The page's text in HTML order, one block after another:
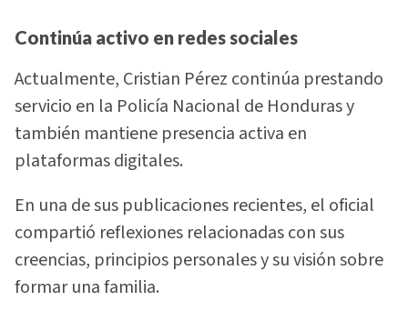
Continúa activo en redes sociales
Actualmente, Cristian Pérez continúa prestando
servicio en la Policía Nacional de Honduras y
también mantiene presencia activa en
plataformas digitales.
En una de sus publicaciones recientes, el oficial
compartió reflexiones relacionadas con sus
creencias, principios personales y su visión sobre
formar una familia.